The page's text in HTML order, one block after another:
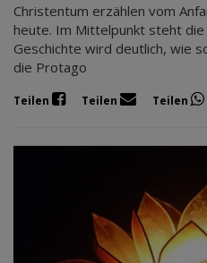
Christentum erzählen vom
heute. Im Mittelpunkt steht
Geschichte wird deutlich, wie
die Protago
Teilen Teilen Teilen